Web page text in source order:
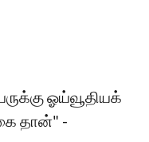
ஓய்வூதியக்
தான்" -